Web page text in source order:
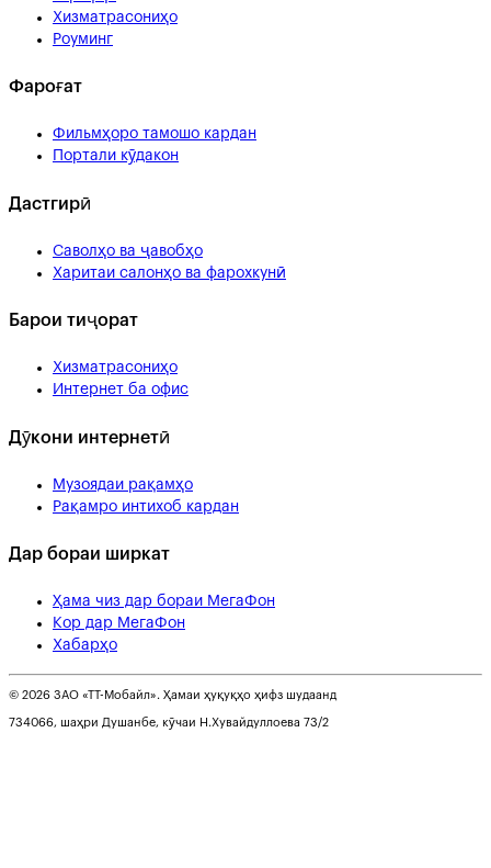
Хизматрасониҳо
Роуминг
Фароғат
Фильмҳоро тамошо кардан
Портали кӯдакон
Дастгирӣ
Саволҳо ва ҷавобҳо
Харитаи салонҳо ва фарохкунӣ
Барои тиҷорат
Хизматрасониҳо
Интернет ба офис
Дӯкони интернетӣ
Музоядаи рақамҳо
Рақамро интихоб кардан
Дар бораи ширкат
Ҳама чиз дар бораи МегаФон
Кор дар МегаФон
Хабарҳо
© 2026 ЗАО «ТТ-Мобайл». Ҳамаи ҳуқуқҳо ҳифз шудаанд
734066, шаҳри Душанбе, кӯчаи Н.Хувайдуллоева 73/2